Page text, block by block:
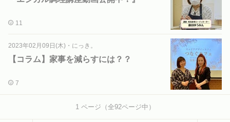
11
2023年02月09日(木) ・ にっき。
【コラム】家事を減らすには？？
7
1ページ（全92ページ中）